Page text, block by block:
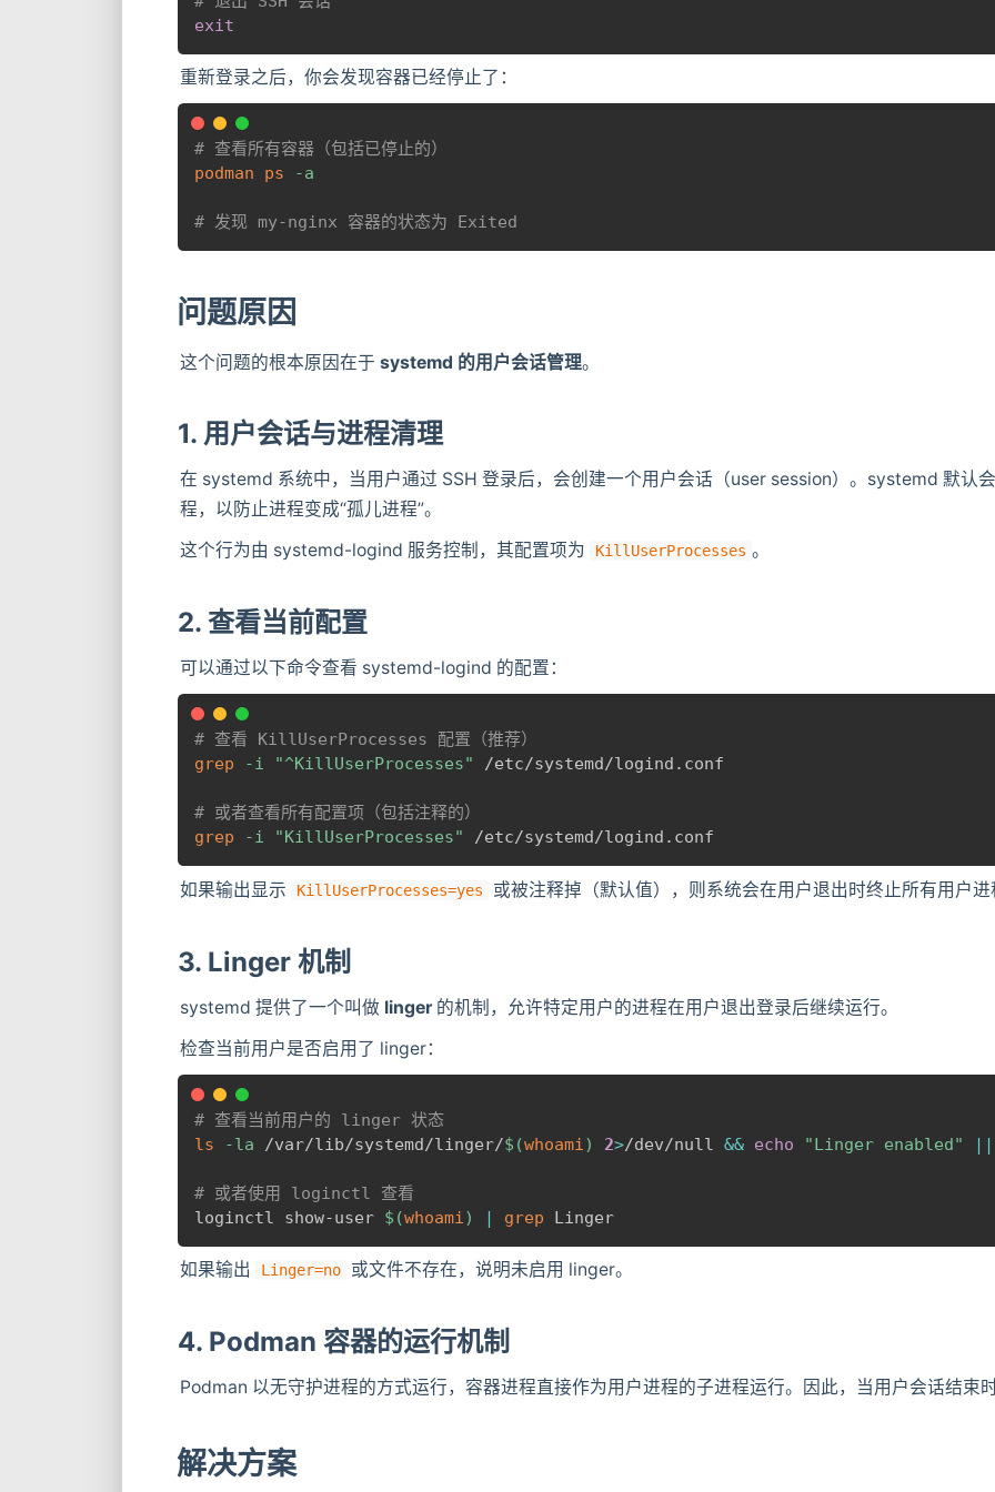
exit
重新登录之后，你会发现容器已经停止了：
# 查看所有容器（包括已停止的）
podman
ps -a
# 发现 my-nginx 容器的状态为 Exited
问题原因
这个问题的根本原因在于 systemd 的用户会话管理。
1. 用户会话与进程清理
在 systemd 系统中，当用户通过 SSH 登录后，会创建一个用户会话（user session）。systemd 默认
程，以防止进程变成“孤儿进程”。
这个行为由 systemd-logind 服务控制，其配置项为
KillUserProcesses 。
2. 查看当前配置
可以通过以下命令查看 systemd-logind 的配置：
# 查看 KillUserProcesses 配置（推荐）
grep
-i "^KillUserProcesses" /etc/systemd/logind.conf
# 或者查看所有配置项（包括注释的）
grep
-i "KillUserProcesses" /etc/systemd/logind.conf
如果输出显示 KillUserProcesses=yes 或被注释掉（默认值），则系统会在用户退出时终止所有用户进
3. Linger 机制
systemd 提供了一个叫做 linger的机制，允许特定用户的进程在用户退出登录后继续运行。
检查当前用户是否启用了 linger：
# 查看当前用户的 linger 状态
ls
-la /var/lib/systemd/linger/$(whoami ) 2>/dev/null && echo "Linger enabled" ||
# 或者使用 loginctl 查看
loginctl show-user $(whoami ) | grep Linger
如果输出 Linger=no 或文件不存在，说明未启用 linger。
4. Podman 容器的运行机制
Podman 以无守护进程的方式运行，容器进程直接作为用户进程的子进程运行。因此，当用户会话结束
解决方案